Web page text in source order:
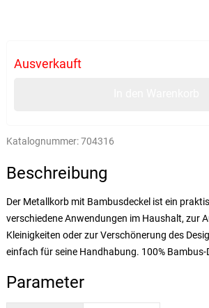
Ausverkauft
Katalognummer:704316
Beschreibung
Der Metallkorb mit Bambusdeckel ist ein
verschiedene Anwendungen im Haushalt, zur
Kleinigkeiten oder zur Verschönerung des
einfach für seine Handhabung. 100% Bambus-
Parameter